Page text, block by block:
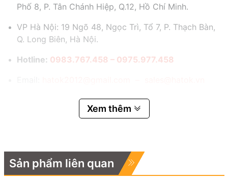
Phố 8, P. Tân Chánh Hiệp, Q.12, Hồ Chí Minh.
VP Hà Nội: 19 Ngõ 48, Ngọc Trì, Tổ 7, P. Thạch Bàn,
Q. Long Biên, Hà Nội.
Hotline: 0983.767.458 – 0975.977.458
Xem thêm
Sản phẩm liên quan